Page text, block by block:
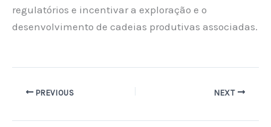
regulatórios e incentivar a exploração e o
desenvolvimento de cadeias produtivas associadas.
PREVIOUS NEXT